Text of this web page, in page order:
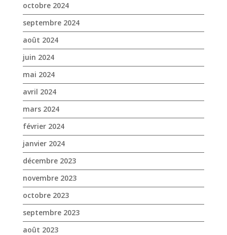
octobre 2024
septembre 2024
août 2024
juin 2024
mai 2024
avril 2024
mars 2024
février 2024
janvier 2024
décembre 2023
novembre 2023
octobre 2023
septembre 2023
août 2023